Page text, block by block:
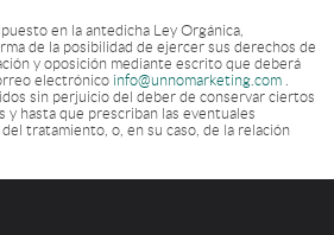
en la antedicha Ley Orgánica,
de la posibilidad de ejercer sus derechos de
y oposición mediante escrito que deberá
electrónico info@unnomarketing.com .
sin perjuicio del deber de conservar ciertos
y hasta que prescriban las eventuales
tratamiento, o, en su caso, de la relación